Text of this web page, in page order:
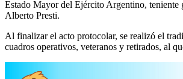
Estado Mayor del Ejército Argentino, teniente
Alberto Presti.
Al finalizar el acto protocolar, se realizó el
cuadros operativos, veteranos y retirados, al